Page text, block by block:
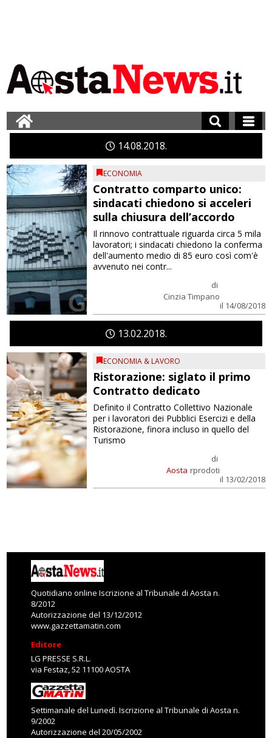
1408 2018
ECONOMIA
Contratto comparto unico:
sindacati chiedono si acceleri
sulla chiusura dell’accordo
di
Cinzia Timpano
il 14/08/2018
Il rinnovo contrattuale riguarda circa 5 mila
lavoratori; i sindacati chiedono la conferma
dell'aumento medio di 85 euro così com'è
avvenuto nei contr...
1302 2018
ECONOMIA & LAVORO
Ristorazione: siglato il primo
Contratto dedicato
Aosta
di
rprodoti
il 13/02/2018
Definito il Contratto Collettivo Nazionale
per i lavoratori dei Pubblici Esercizi e della
Ristorazione, finora incluso in quello del
Turismo
Quotidiano online Iscrizione al Tribunale di Aosta n.
8/2012
Autorizzazione del 13/12/2012
www.gazzettamatin.com
Editore
LG PRESSE S.R.L.
via Festaz, 52 11100 AOSTA
Settimanale del Lunedì. Iscrizione al Tribunale di Aosta n.
9/2002
Autorizzazione del 20/05/2002